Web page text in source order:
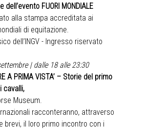
dell’evento FUORI MONDIALE
alla stampa accreditata ai
di equitazione.
dell’INGV - Ingresso riservato
| dalle 18 alle 23:30
A PRIMA VISTA’ – Storie del primo
cavalli,
Museum.
racconteranno, attraverso
brevi, il loro primo incontro con i